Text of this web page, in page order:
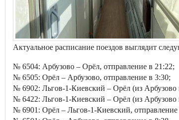
Актуальное расписание поездов выглядит
№ 6504: Арбузово – Орёл, отправление в 21:22;
№ 6505: Орёл – Арбузово, отправление в 3:30;
№ 6902: Льгов-1-Киевский – Орёл (из Арбузово
№ 6422: Льгов-1-Киевский – Орёл (из Арбузово
№ 6901: Орёл – Льгов-1-Киевский, отправление